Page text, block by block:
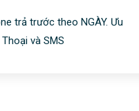
trả trước theo NGÀY. Ưu
và SMS